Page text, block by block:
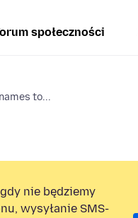
społeczności
to...
nie będziemy
wysyłanie SMS-